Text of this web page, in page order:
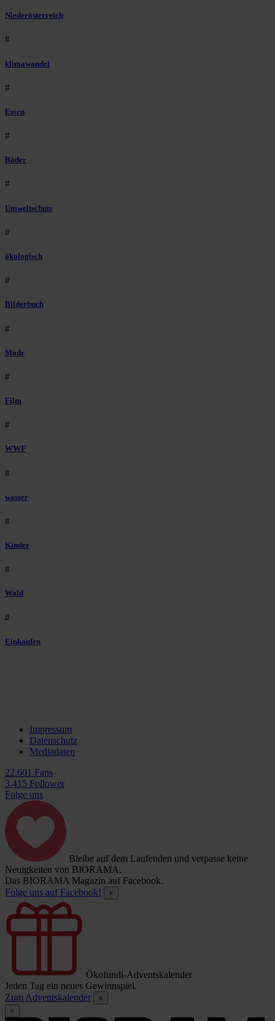
Niederösterreich
#
klimawandel
#
Essen
#
Räder
#
Umweltschutz
#
ökologisch
#
Bilderbuch
#
Mode
#
Film
#
WWF
#
wasser
#
Kinder
#
Wald
#
Einkaufen
Impressum
Datenschutz
Mediadaten
22.601 Fans
3.415 Follower
Folge uns
Bleibe auf dem Laufenden und verpasse keine
Neuigkeiten von BIORAMA.
Das BIORAMA Magazin auf Facebook.
Folge uns auf Facebook!
×
Ökofundi-Adventskalender
Jeden Tag ein neues Gewinnspiel.
Zum Adventskalender
×
×